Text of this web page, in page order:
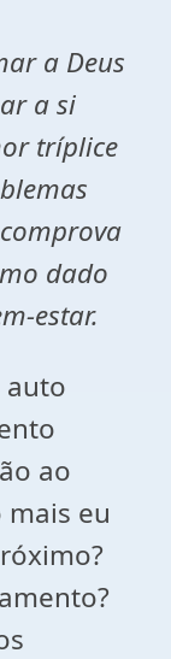
a Deus
a si
tríplice
dado
estar.
auto
ao
eu